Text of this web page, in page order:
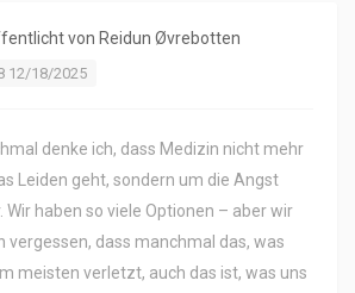
von Reidun Øvrebotten
12/18/2025
denke ich, dass Medizin nicht mehr
Leiden geht, sondern um die Angst
Wir haben so viele Optionen – aber wir
vergessen, dass manchmal das, was
meisten verletzt, auch das ist, was uns